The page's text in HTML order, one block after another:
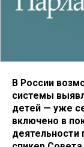
В России
системы
детей — уже
включено в
деятельности